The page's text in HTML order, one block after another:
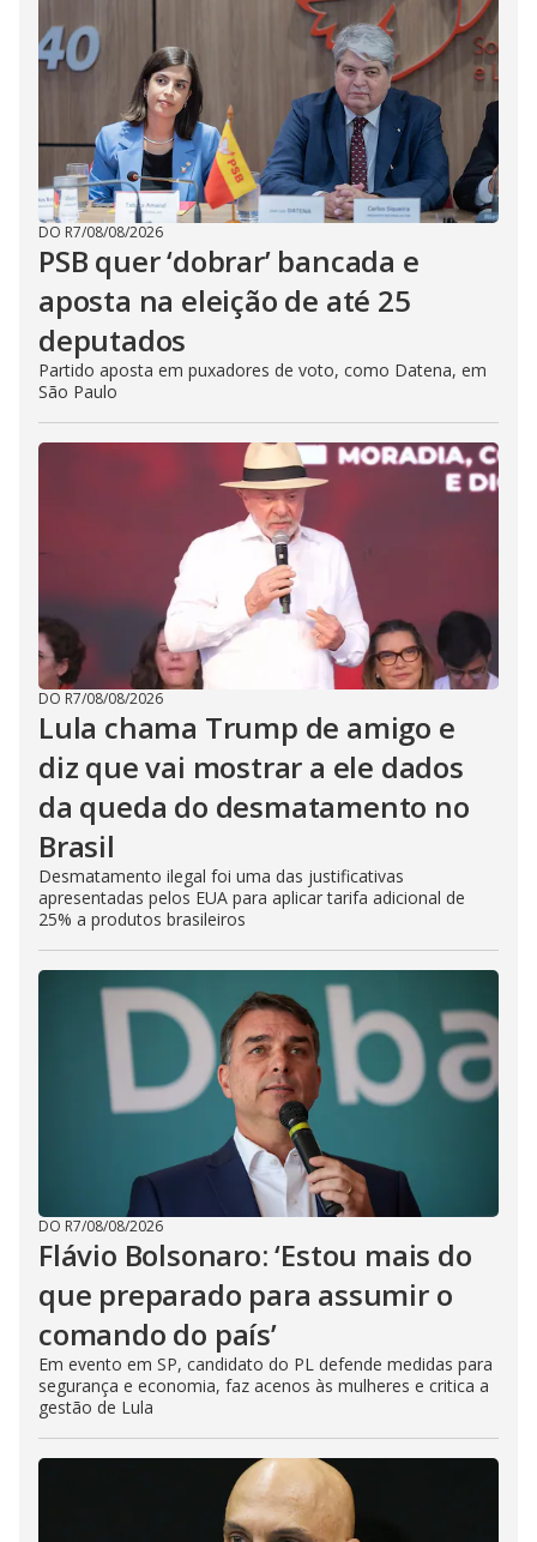
DO R7/08/08/2026
PSB quer ‘dobrar’ bancada e
aposta na eleição de até 25
deputados
Partido aposta em puxadores de voto, como Datena, em
São Paulo
DO R7/08/08/2026
Lula chama Trump de amigo e
diz que vai mostrar a ele dados
da queda do desmatamento no
Brasil
Desmatamento ilegal foi uma das justificativas
apresentadas pelos EUA para aplicar tarifa adicional de
25% a produtos brasileiros
DO R7/08/08/2026
Flávio Bolsonaro: ‘Estou mais do
que preparado para assumir o
comando do país’
Em evento em SP, candidato do PL defende medidas para
segurança e economia, faz acenos às mulheres e critica a
gestão de Lula